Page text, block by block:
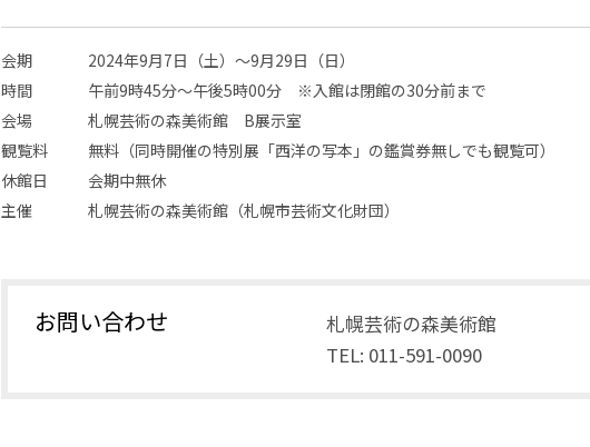
会期
2024年9月7日（土）～9月29日（日）
時間
午前9時45分〜午後5時00分 ※入館は閉館の30分前まで
会場
札幌芸術の森美術館 B展示室
観覧料
無料（同時開催の特別展「西洋の写本」の鑑賞券無しでも観覧可）
休館日
会期中無休
主催
札幌芸術の森美術館（札幌市芸術文化財団）
お問い合わせ
札幌芸術の森美術館
TEL: 011-591-0090